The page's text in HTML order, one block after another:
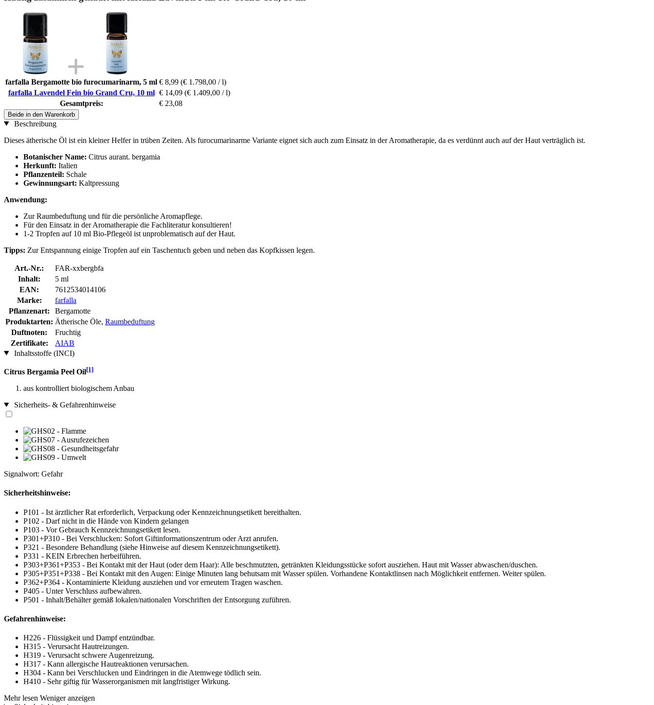
farfalla Bergamotte bio furocumarinarm, 5 ml € 8,99 (€ 1.798,00 / l)
farfalla Lavendel Fein bio Grand Cru, 10 ml € 14,09 (€ 1.409,00 / l)
Gesamtpreis:
€ 23,08
Beide in den Warenkorb
Beschreibung
Dieses ätherische Öl ist ein kleiner Helfer in trüben Zeiten. Als furocumarinarme Variante eignet sich auch zum Einsatz in der Aromatherapie, da es verdünnt auch auf der Haut verträglich ist.
Botanischer Name: Citrus aurant. bergamia
Herkunft: Italien
Pflanzenteil: Schale
Gewinnungsart: Kaltpressung
Anwendung:
Zur Raumbeduftung und für die persönliche Aromapflege.
Für den Einsatz in der Aromatherapie die Fachliteratur konsultieren!
1-2 Tropfen auf 10 ml Bio-Pflegeöl ist unproblematisch auf der Haut.
Tipps: Zur Entspannung einige Tropfen auf ein Taschentuch geben und neben das Kopfkissen legen.
Art.-Nr.:
FAR-xxbergbfa
Inhalt:
5 ml
EAN:
7612534014106
Marke:
farfalla
Pflanzenart:
Bergamotte
Produktarten: Ätherische Öle, Raumbeduftung
Duftnoten:
Fruchtig
Zertifikate:
AIAB
Inhaltsstoffe (INCI)
Citrus Bergamia Peel Oil[1]
aus kontrolliert biologischem Anbau
Sicherheits- & Gefahrenhinweise
Signalwort: Gefahr
Sicherheitshinweise:
P101 - Ist ärztlicher Rat erforderlich, Verpackung oder Kennzeichnungsetikett bereithalten.
P102 - Darf nicht in die Hände von Kindern gelangen
P103 - Vor Gebrauch Kennzeichnungsetikett lesen.
P301+P310 - Bei Verschlucken: Sofort Giftinformationszentrum oder Arzt anrufen.
P321 - Besondere Behandlung (siehe Hinweise auf diesem Kennzeichnungsetikett).
P331 - KEIN Erbrechen herbeiführen.
P303+P361+P353 - Bei Kontakt mit der Haut (oder dem Haar): Alle beschmutzten, getränkten Kleidungsstücke sofort ausziehen. Haut mit Wasser abwaschen/duschen.
P305+P351+P338 - Bei Kontakt mit den Augen: Einige Minuten lang behutsam mit Wasser spülen. Vorhandene Kontaktlinsen nach Möglichkeit entfernen. Weiter spülen.
P362+P364 - Kontaminierte Kleidung ausziehen und vor erneutem Tragen waschen.
P405 - Unter Verschluss aufbewahren.
P501 - Inhalt/Behälter gemäß lokalen/nationalen Vorschriften der Entsorgung zuführen.
Gefahrenhinweise:
H226 - Flüssigkeit und Dampf entzündbar.
H315 - Verursacht Hautreizungen.
H319 - Verursacht schwere Augenreizung.
H317 - Kann allergische Hautreaktionen verursachen.
H304 - Kann bei Verschlucken und Eindringen in die Atemwege tödlich sein.
H410 - Sehr giftig für Wasserorganismen mit langfristiger Wirkung.
Mehr lesen Weniger anzeigen